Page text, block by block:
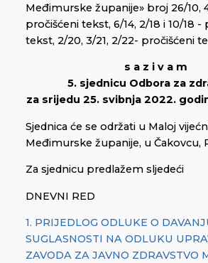
Međimurske županije» broj 26/10,
pročišćeni tekst, 6/14, 2/18 i 10/18 -
tekst, 2/20, 3/21, 2/22- pročišćeni
s a z i v a m
5. sjednicu Odbora za
za srijedu 25. svibnja 2022.
Sjednica će se održati u Maloj
Međimurske županije, u Čakovcu,
Za sjednicu predlažem sljedeći
DNEVNI RED
1. PRIJEDLOG ODLUKE O
SUGLASNOSTI NA ODLUKU
ZAVODA ZA JAVNO ZDRAVSTVO